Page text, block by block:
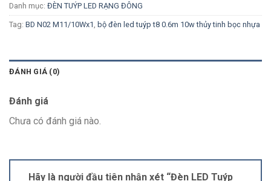
Danh mục: ĐÈN TUÝP LED RẠNG ĐÔNG
Tag: BD N02 M11/10Wx1, bộ đèn led tuýp t8 0.6m 10w thủy tinh bọc nhựa
ĐÁNH GIÁ (0)
Đánh giá
Chưa có đánh giá nào.
Hãy là người đầu tiên nhận xét “Đèn LED Tuýp